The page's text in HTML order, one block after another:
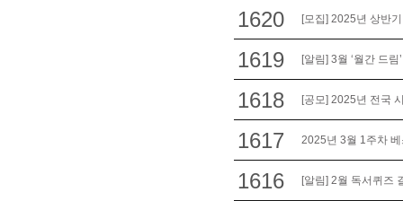
1620 [모집] 2025년 상반
1619 [알림] 3월 ‘월간 드
1618 [공모] 2025년 전국
1617 2025년 3월 1주차
1616 [알림] 2월 독서퀴즈